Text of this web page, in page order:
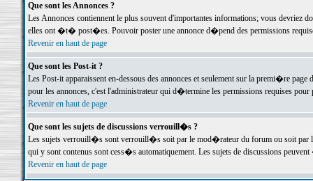
Que sont les Annonces ?
Les Annonces contiennent le plus souvent d'importantes informations; vous devriez
elles ont �t� post�es. Pouvoir poster une annonce d�pend des permissions
Revenir en haut de page
Que sont les Post-it ?
Les Post-it apparaissent en-dessous des annonces et seulement sur la premi�re
pour les annonces, c'est l'administrateur qui d�termine les permissions requises pour
Revenir en haut de page
Que sont les sujets de discussions verrouill�s ?
Les sujets verrouill�s sont verrouill�s soit par le mod�rateur du forum ou soit par
qui y sont contenus sont cess�s automatiquement. Les sujets de discussions
Revenir en haut de page